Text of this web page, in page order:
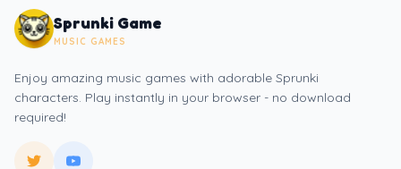
Sprunki Game
MUSIC GAMES
Enjoy amazing music games with adorable Sprunki
characters. Play instantly in your browser - no download
required!